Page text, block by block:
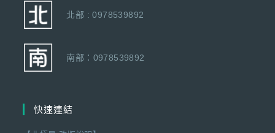
北部 : 0978539892
南部：0978539892
快速連結